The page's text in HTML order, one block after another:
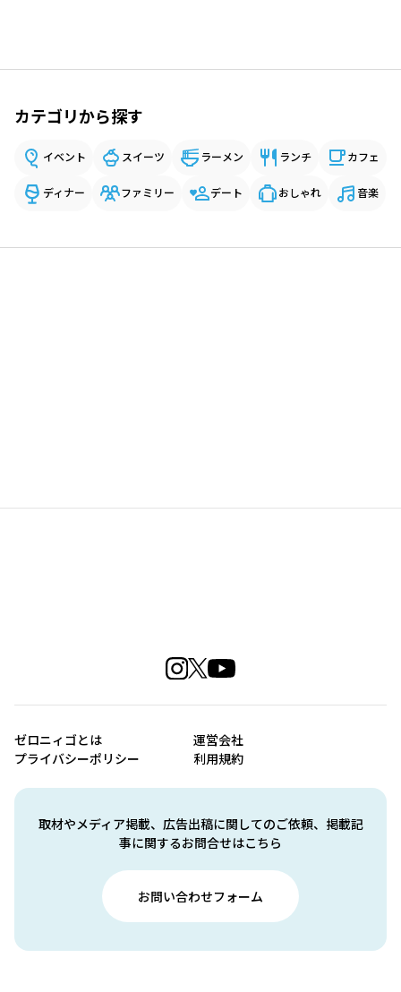
カテゴリから探す
イベント スイーツ ラーメン ランチ カフェ
ディナー ファミリー デート おしゃれ 音楽
取材やメディア掲載、広告出稿に関してのご依頼、掲載記
事に関するお問合せはこちら
お問い合わせフォーム
ゼロニィゴとは
運営会社
プライバシーポリシー
利用規約